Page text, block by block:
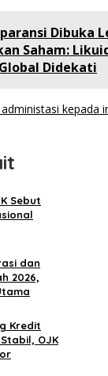
Dibuka
Saham:
Didekati
kepada
Sebut
dan
2026,
Kredit
OJK